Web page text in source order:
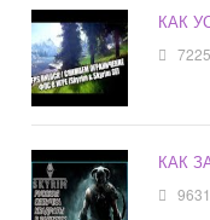
КАК
7225
КАК
9631